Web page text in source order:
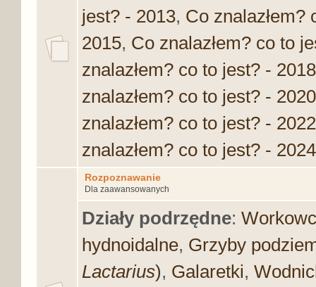
jest? - 2013, Co znalazłem?
2015, Co znalazłem? co to
znalazłem? co to jest? - 2018
znalazłem? co to jest? - 2020
znalazłem? co to jest? - 2022
znalazłem? co to jest? - 2024
Rozpoznawanie
Dla zaawansowanych
Działy podrzędne:
hydnoidalne, Grzyby
Lactarius), Galaretki,